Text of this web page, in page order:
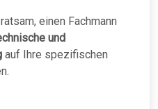
einen Fachmann
und
auf Ihre spezifischen